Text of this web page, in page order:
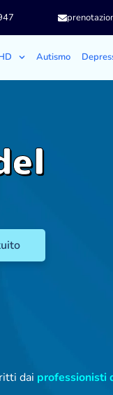
Autismo
dai professionisti